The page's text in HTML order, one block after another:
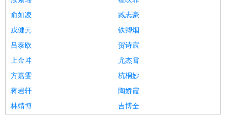
俞如凌
臧志豪
戎健元
铁卿烟
吕泰欧
贺诗宸
上金坤
尤杰霄
方嘉雯
杭桐妙
蒋岩轩
陶娇霞
林靖博
吉博全